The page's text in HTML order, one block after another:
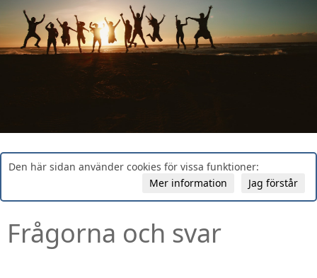
Den här sidan använder cookies för vissa funktioner:
Jag förstår
Mer information
Frågorna och svar